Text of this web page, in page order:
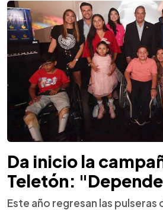
Da inicio la
Teletón:
Este año regresan las pulseras